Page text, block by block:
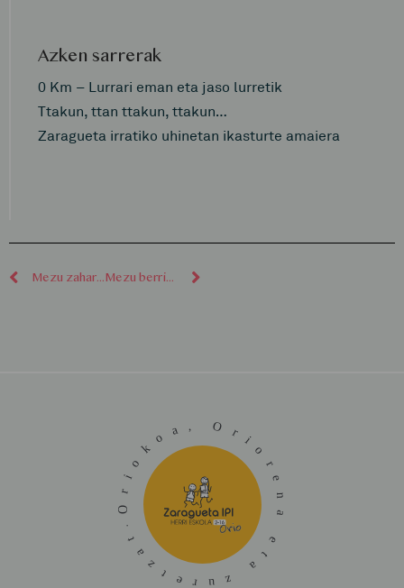
Azken sarrerak
0 Km – Lurrari eman eta jaso lurretik
Ttakun, ttan ttakun, ttakun…
Zaragueta irratiko uhinetan ikasturte amaiera
Mezu zaharragoak Mezu berriagoak